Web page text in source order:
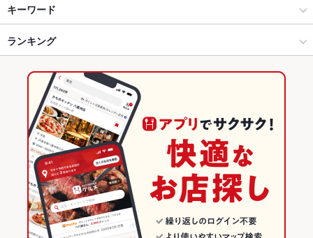
盛岡 × 和食
盛岡 × 焼き鳥・鶏料理
盛岡駅 × 和食
盛岡駅 × 焼き鳥・鶏料理
盛岡大通 × 和食
盛岡大通 × 焼き鳥・鶏料理
岩手 × 和食
岩手 × 焼き鳥・鶏料理
上盛岡駅
仙北町駅
盛岡駅
キーワード
手羽先 からあげ
ランキング
岩手のグルメランキング
岩手の和食ランキング
岩手の焼き鳥・鶏料理ランキング
盛岡のグルメランキング
盛岡の和食ランキング
盛岡の焼き鳥・鶏料理ランキング